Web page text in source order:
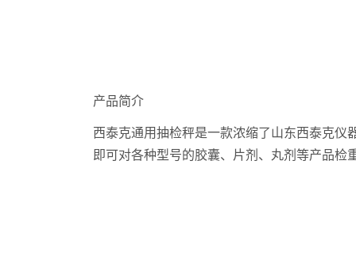
产品简介
西泰克通用抽检秤是一款浓缩了山东西泰克
即可对各种型号的胶囊、片剂、丸剂等产品